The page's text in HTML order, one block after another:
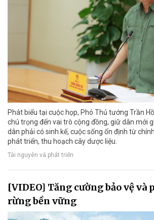
Phát biểu tại cuộc họp, Phó Thủ tướng Trần
chú trọng đến vai trò cộng đồng, giữ dân mới
dân phải có sinh kế, cuộc sống ổn định từ
phát triển, thu hoạch cây dược liệu.
Tài nguyên và phát triển
[VIDEO] Tăng cường bảo vệ và
rừng bền vững